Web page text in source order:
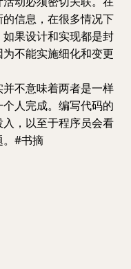
信息，在很多情况下
果设计和实现都是封
不能实施细化和变更
不意味着两者是一样
人完成。编写代码的
，以至于程序员会看
。#书摘